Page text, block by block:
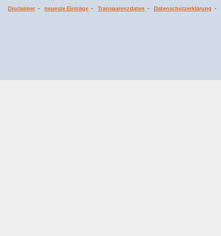
Disclaimer - neueste Einträge - Transparenzdaten - Datenschutzerklärung -